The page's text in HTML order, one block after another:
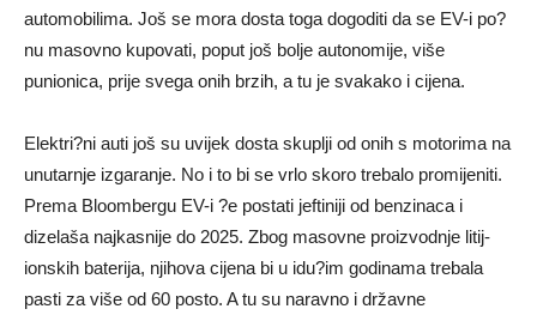
automobilima. Još se mora dosta toga dogoditi da se EV-i po?
nu masovno kupovati, poput još bolje autonomije, više
punionica, prije svega onih brzih, a tu je svakako i cijena.
Elektri?ni auti još su uvijek dosta skuplji od onih s motorima na
unutarnje izgaranje. No i to bi se vrlo skoro trebalo promijeniti.
Prema Bloombergu EV-i ?e postati jeftiniji od benzinaca i
dizelaša najkasnije do 2025. Zbog masovne proizvodnje litij-
ionskih baterija, njihova cijena bi u idu?im godinama trebala
pasti za više od 60 posto. A tu su naravno i državne